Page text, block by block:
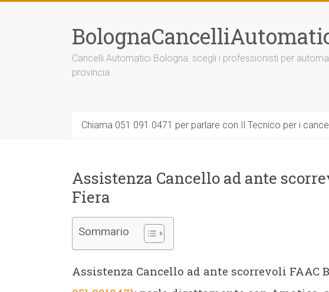
Cancelli Automatici Bologna: scegli i professionisti per
provincia.
Chiama 051 091 0471 per parlare con Il Tecnico per i
Assistenza Cancello ad ante
Fiera
Sommario
Assistenza Cancello ad ante scorrevoli FAAC